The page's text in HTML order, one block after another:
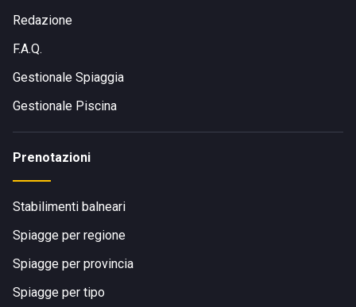
Redazione
F.A.Q.
Gestionale Spiaggia
Gestionale Piscina
Prenotazioni
Stabilimenti balneari
Spiagge per regione
Spiagge per provincia
Spiagge per tipo